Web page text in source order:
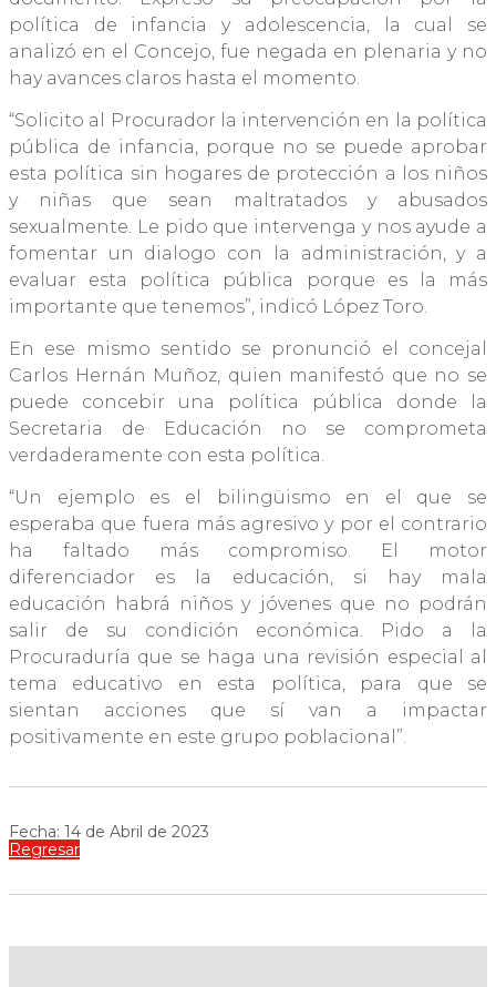
política de infancia y adolescencia, la cual se
analizó en el Concejo, fue negada en plenaria y no
hay avances claros hasta el momento.
“Solicito al Procurador la intervención en la política
pública de infancia, porque no se puede aprobar
esta política sin hogares de protección a los niños
y niñas que sean maltratados y abusados
sexualmente. Le pido que intervenga y nos ayude a
fomentar un dialogo con la administración, y a
evaluar esta política pública porque es la más
importante que tenemos”, indicó López Toro.
En ese mismo sentido se pronunció el concejal
Carlos Hernán Muñoz, quien manifestó que no se
puede concebir una política pública donde la
Secretaria de Educación no se comprometa
verdaderamente con esta política.
“Un ejemplo es el bilingüismo en el que se
esperaba que fuera más agresivo y por el contrario
ha faltado más compromiso. El motor
diferenciador es la educación, si hay mala
educación habrá niños y jóvenes que no podrán
salir de su condición económica. Pido a la
Procuraduría que se haga una revisión especial al
tema educativo en esta política, para que se
sientan acciones que sí van a impactar
positivamente en este grupo poblacional”.
Fecha: 14 de Abril de 2023
Regresar